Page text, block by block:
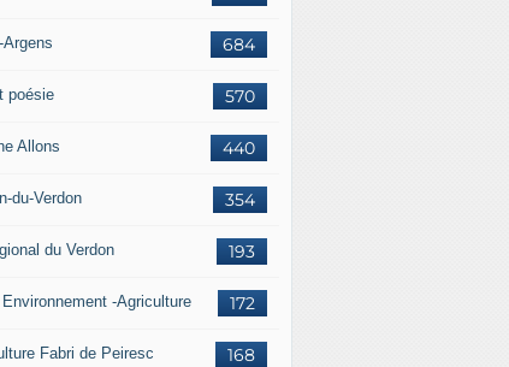
684
Argens
570
poésie
440
Allons
354
du-Verdon
193
du Verdon
172
-Agriculture
168
Fabri de Peiresc